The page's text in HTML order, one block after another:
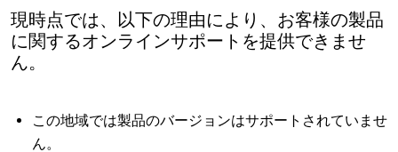
現時点では、以下の理由により、お客様の製品
に関するオンラインサポートを提供できませ
ん。
この地域では製品のバージョンはサポートされていませ
ん。